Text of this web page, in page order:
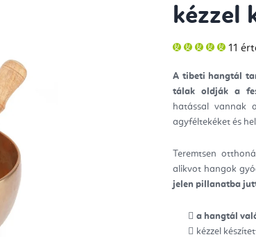
kézzel
A
5-
5,0
csillag.
11
A tibeti hangtál
tálak oldják a
hatással vannak
agyféltekéket és
Teremtsen
alikvot hangok
jelen pillanatba
a hangtál
kézzel